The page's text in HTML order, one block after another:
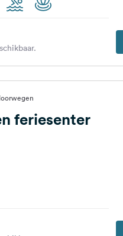
feriesenter